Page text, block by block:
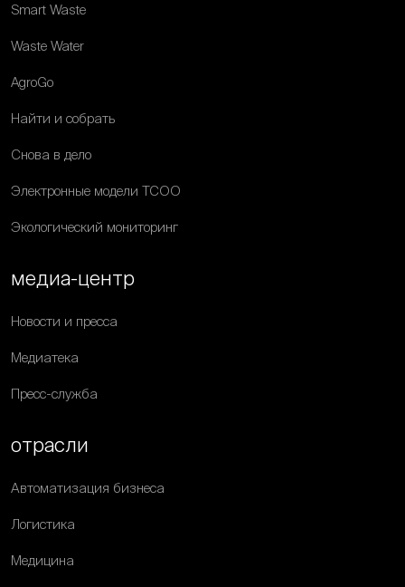
Smart Waste
Waste Water
AgroGo
Найти и собрать
Снова в дело
Электронные модели ТСОО
Экологический мониторинг
медиа-центр
Новости и пресса
Медиатека
Пресс-служба
отрасли
Автоматизация бизнеса
Логистика
Медицина